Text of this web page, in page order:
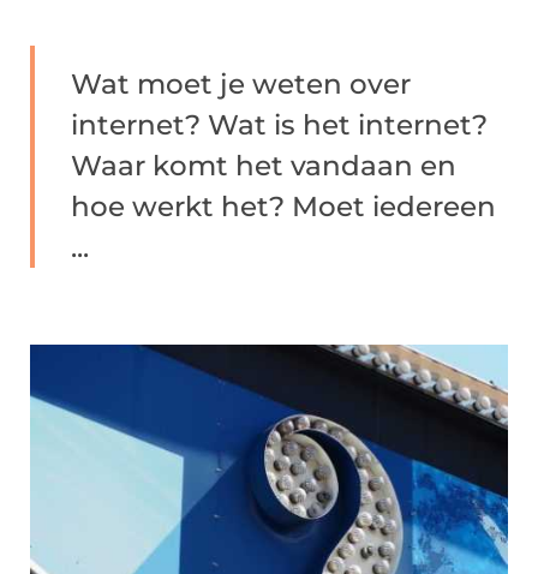
Wat moet je weten over
internet? Wat is het internet?
Waar komt het vandaan en
hoe werkt het? Moet iedereen
...